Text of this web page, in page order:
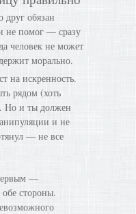
обязан
не помог — сразу
человек не может
морально.
на искренность.
рядом (хоть
Но и ты должен
и не
— не все
—
обе стороны.